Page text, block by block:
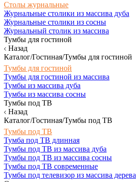
Столы журнальные
Журнальные столики из массива дуба
Журнальные столики из сосны
Журнальный столик из массива
Тумбы для гостиной
Назад
Каталог/Гостиная/Тумбы для гостиной
Тумбы для гостиной
Тумбы для гостиной из массива
Тумбы из массива дуба
Тумбы из массива сосны
Тумбы под ТВ
Назад
Каталог/Гостиная/Тумбы под ТВ
Тумбы под ТВ
Тумба под ТВ длинная
Тумбы под ТВ из массива дуба
Тумбы под ТВ из массива сосны
Тумбы под ТВ современные
Тумбы под телевизор из массива дерева